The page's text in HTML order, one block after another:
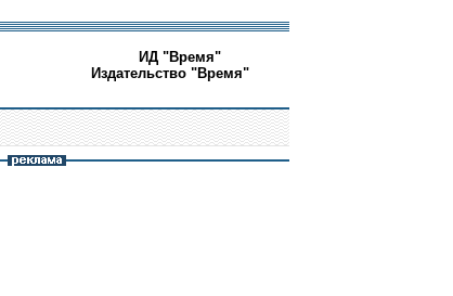
ИД "Время"
Издательство "Время"